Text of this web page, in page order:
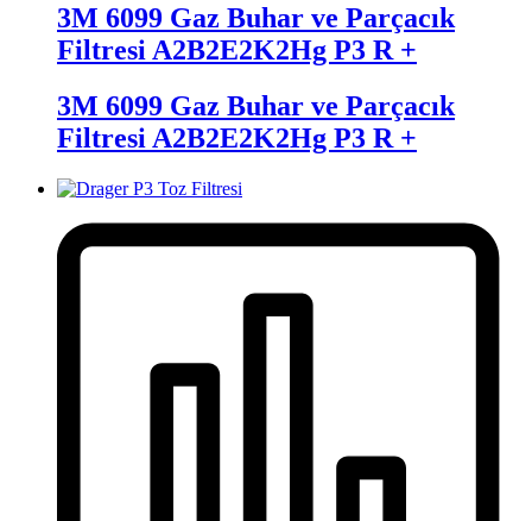
3M 6099 Gaz Buhar ve Parçacık
Filtresi A2B2E2K2Hg P3 R +
3M 6099 Gaz Buhar ve Parçacık
Filtresi A2B2E2K2Hg P3 R +